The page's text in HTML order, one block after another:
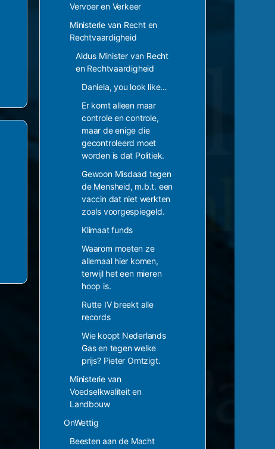
Vervoer en Verkeer
Ministerie van Recht en
Rechtvaardigheid
Aldus Minister van Recht
en Rechtvaardigheid
Daniela, you look like…
Er komt alleen maar
controle en controle,
maar de enige die
gecontroleerd moet
worden is dat Politiek.
Gewoon Misdaad tegen
de Mensheid, m.b.t. een
vaccin dat niet werkten
zoals voorgespiegeld.
Klimaat funds
Waarom moeten ze
allemaal hier komen,
terwijl het een mieren
hoop is.
Rutte IV breekt alle
records
Wie koopt Nederlands
Gas en tegen welke
prijs? Pieter Omtzigt.
Ministerie van
Voedselkwaliteit en
Landbouw
OnWettig
Beesten aan de Macht